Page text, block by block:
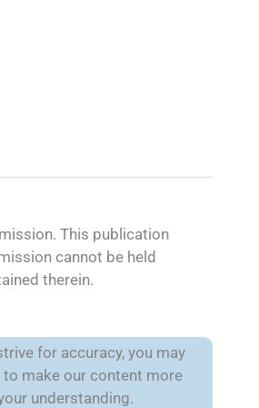
This publication
cannot be held
therein.
for accuracy, you may
make our content more
understanding.